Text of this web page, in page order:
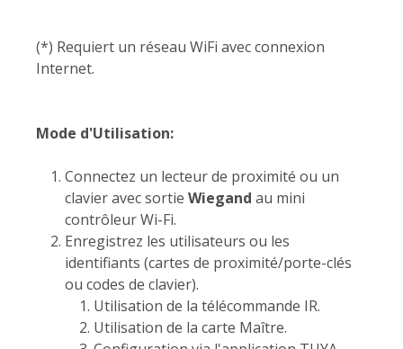
(*) Requiert un réseau WiFi avec connexion
Internet.
Mode d'Utilisation:
Connectez un lecteur de proximité ou un
clavier avec sortie Wiegand au mini
contrôleur Wi-Fi.
Enregistrez les utilisateurs ou les
identifiants (cartes de proximité/porte-clés
ou codes de clavier).
Utilisation de la télécommande IR.
Utilisation de la carte Maître.